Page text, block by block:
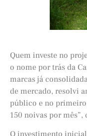
Quem investe no
o nome por trás da
marcas já
de mercado, resolvi
público e no
150 noivas por mês”,